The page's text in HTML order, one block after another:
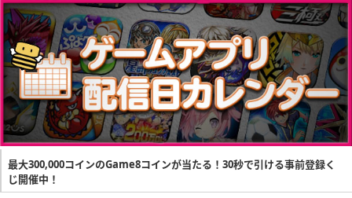
最大300,000コインのGame8コインが当たる！30秒で引ける事前登録く
じ開催中！